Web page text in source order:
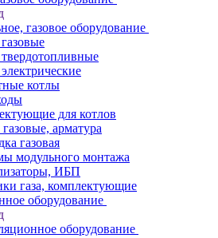
газовое оборудование
котлы
для котлов
арматура
газовая
модульного монтажа
ИБП
газа, комплектующие
оборудование
оборудование